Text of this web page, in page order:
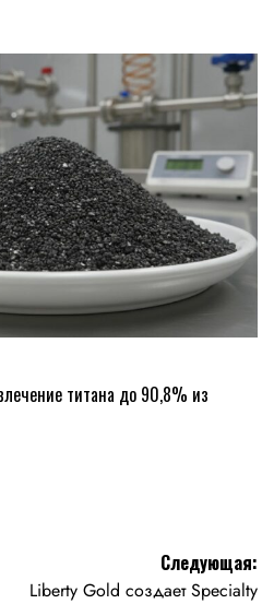
титана до 90,8% из
Следующая:
Liberty Gold создает Specialty